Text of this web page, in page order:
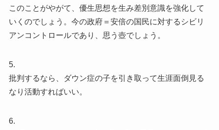
このことがやがて、優生思想を生み差別意識を強化して
いくのでしょう。今の政府＝安倍の国民に対するシビリ
アンコントロールであり、思う壺でしょう。
5.
批判するなら、ダウン症の子を引き取って生涯面倒見る
なり活動すればいい。
6.